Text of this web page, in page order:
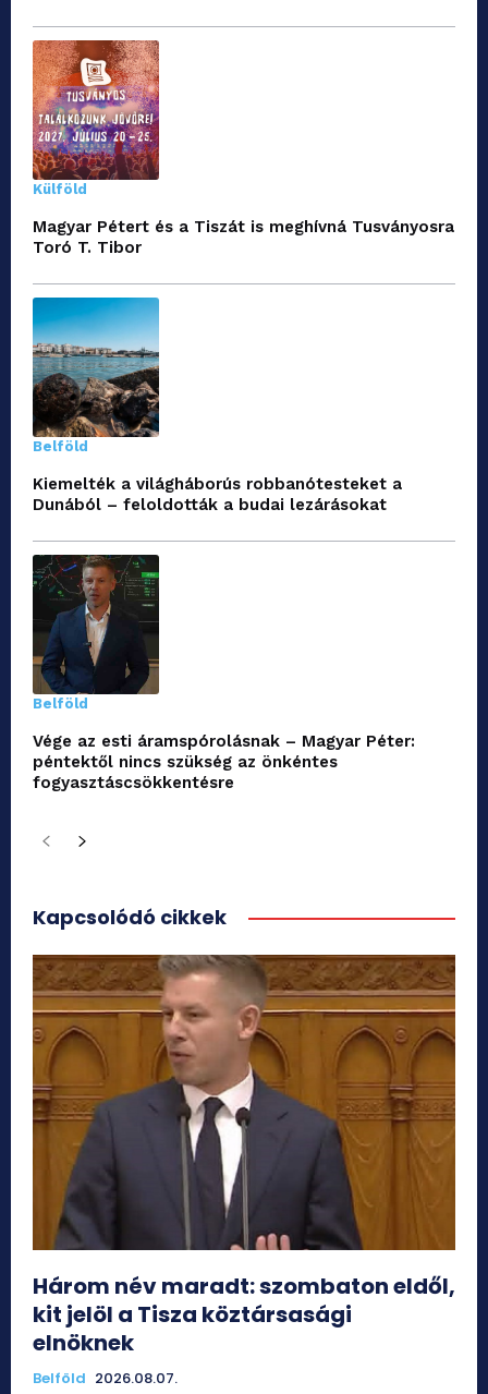
Külföld
Magyar Pétert és a Tiszát is meghívná Tusványosra
Toró T. Tibor
Belföld
Kiemelték a világháborús robbanótesteket a
Dunából – feloldották a budai lezárásokat
Belföld
Vége az esti áramspórolásnak – Magyar Péter:
péntektől nincs szükség az önkéntes
fogyasztáscsökkentésre
Kapcsolódó cikkek
Három név maradt: szombaton eldől,
kit jelöl a Tisza köztársasági
elnöknek
Belföld 2026.08.07.